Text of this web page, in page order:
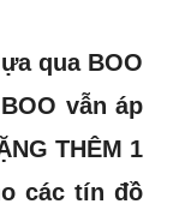
qua BOO
vẫn áp
THÊM 1
các tín đồ